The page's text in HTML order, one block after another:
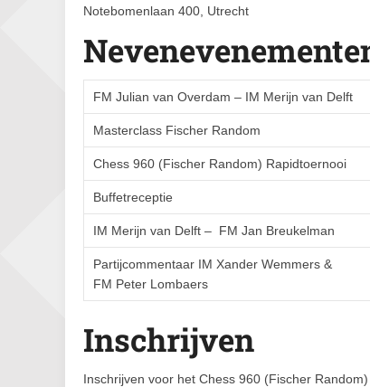
Notebomenlaan 400, Utrecht
FM Julian van Overdam – IM Merijn van Delft
Masterclass Fischer Random
Chess 960 (Fischer Random) Rapidtoernooi
Buffetreceptie
IM Merijn van Delft – FM Jan Breukelman
Partijcommentaar IM Xander Wemmers &
FM Peter Lombaers
Inschrijven
Inschrijven voor het Chess 960 (Fischer